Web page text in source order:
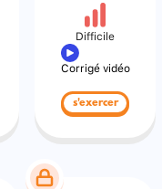
Difficile
Corrigé vidéo
s'exercer